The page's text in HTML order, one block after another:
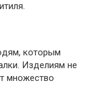
которым
Изделиям не
множество